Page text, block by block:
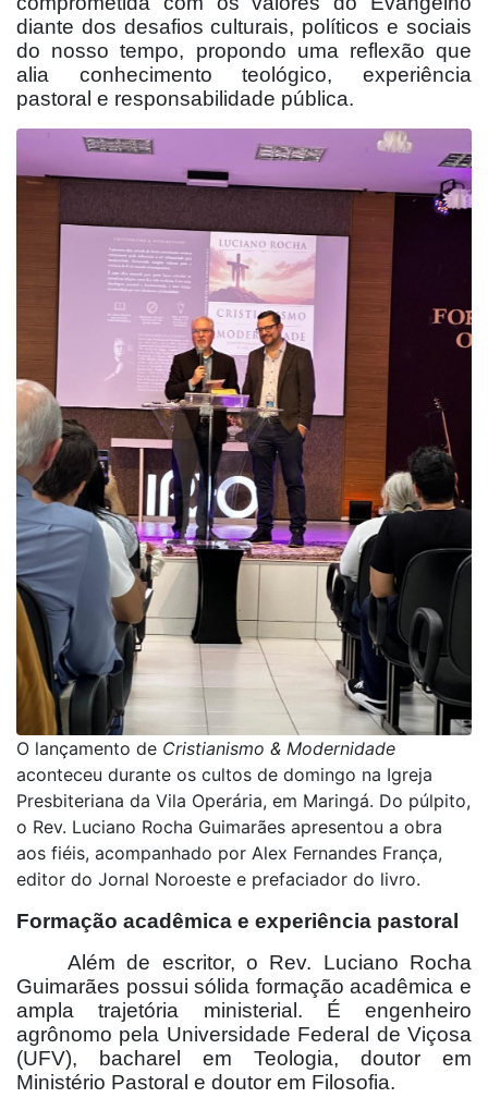
diante dos desafios culturais, políticos e sociais
do nosso tempo, propondo uma reflexão que
alia conhecimento teológico, experiência
pastoral e responsabilidade pública.
O lançamento de Cristianismo & Modernidade
aconteceu durante os cultos de domingo na Igreja
Presbiteriana da Vila Operária, em Maringá. Do púlpito,
o Rev. Luciano Rocha Guimarães apresentou a obra
aos fiéis, acompanhado por Alex Fernandes França,
editor do Jornal Noroeste e prefaciador do livro.
Formação acadêmica e experiência pastoral
Além de escritor, o Rev. Luciano Rocha
Guimarães possui sólida formação acadêmica e
ampla trajetória ministerial. É engenheiro
agrônomo pela Universidade Federal de Viçosa
(UFV), bacharel em Teologia, doutor em
Ministério Pastoral e doutor em Filosofia.